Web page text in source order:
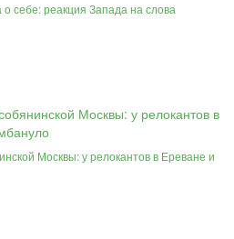
себе: реакция Запада на слова
Москвы: у релокантов в Ереване и